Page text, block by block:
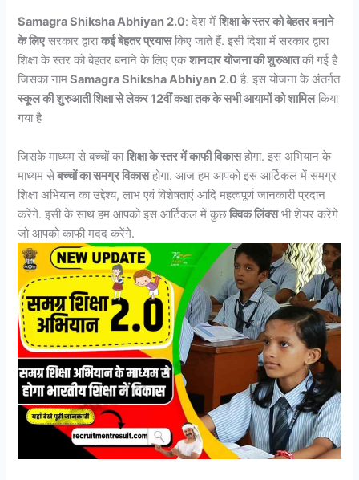
Samagra Shiksha Abhiyan 2.0: देश मेंशिक्षा के स्तर को बेहतर बनाने
के लिएसरकार द्वाराकई बेहतर प्रयासकिए जाते हैं. इसी दिशा में सरकार द्वारा
शिक्षा के स्तर को बेहतर बनाने के लिए एकशानदार योजना की शुरुआतकी गई है
जिसका नामSamagra Shiksha Abhiyan 2.0 है. इस योजना के अंतर्गत
स्कूल की शुरुआती शिक्षा से लेकर 12वीं कक्षा तक के सभी आयामों को शामिलकिया
गया है
जिसके माध्यम से बच्चों काशिक्षा के स्तर में काफी विकासहोगा. इस अभियान के
माध्यम सेबच्चों का समग्र विकासहोगा. आज हम आपको इस आर्टिकल में समग्र
शिक्षा अभियान का उद्देश्य, लाभ एवं विशेषताएं आदि महत्वपूर्ण जानकारी प्रदान
करेंगे. इसी के साथ हम आपको इस आर्टिकल में कुछक्विक लिंक्सभी शेयर करेंगे
जो आपको काफी मदद करेंगे.